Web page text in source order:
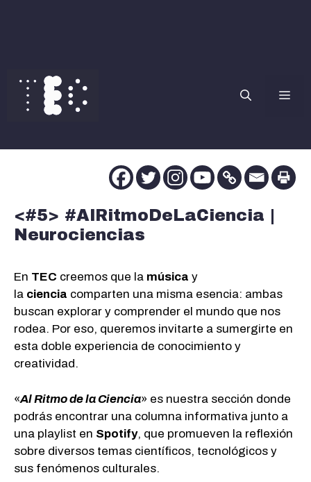
contenido
<#5> #AlRitmoDeLaCiencia |
Neurociencias
En TEC creemos que la música y
la ciencia comparten una misma esencia: ambas
buscan explorar y comprender el mundo que nos
rodea. Por eso, queremos invitarte a sumergirte en
esta doble experiencia de conocimiento y
creatividad.
«Al Ritmo de la Ciencia» es nuestra sección donde
podrás encontrar una columna informativa junto a
una playlist en Spotify, que promueven la reflexión
sobre diversos temas científicos, tecnológicos y
sus fenómenos culturales.